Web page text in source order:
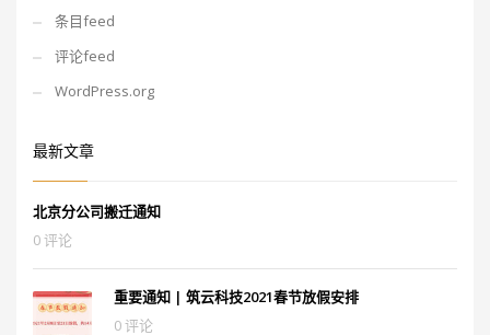
条目feed
评论feed
WordPress.org
最新文章
北京分公司搬迁通知
0 评论
重要通知 | 筑云科技2021春节放假安排
0 评论